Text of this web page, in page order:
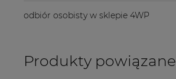
odbiór osobisty w sklepie 4WP
Produkty powiązane